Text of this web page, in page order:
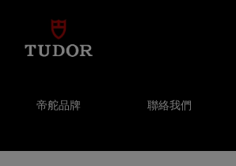
帝舵品牌 聯絡我們